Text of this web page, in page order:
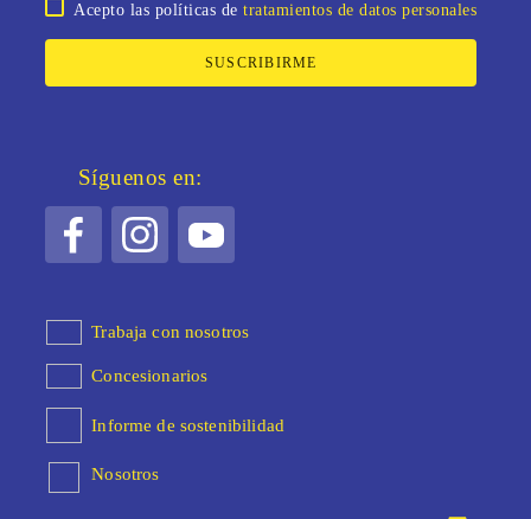
Acepto las políticas detratamientos de datos personales
SUSCRIBIRME
Síguenos en:
Trabaja con nosotros
Concesionarios
Informe de sostenibilidad
Nosotros